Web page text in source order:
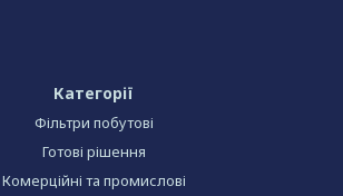
Категорії
Фільтри побутові
Готові рішення
Комерційні та промислові